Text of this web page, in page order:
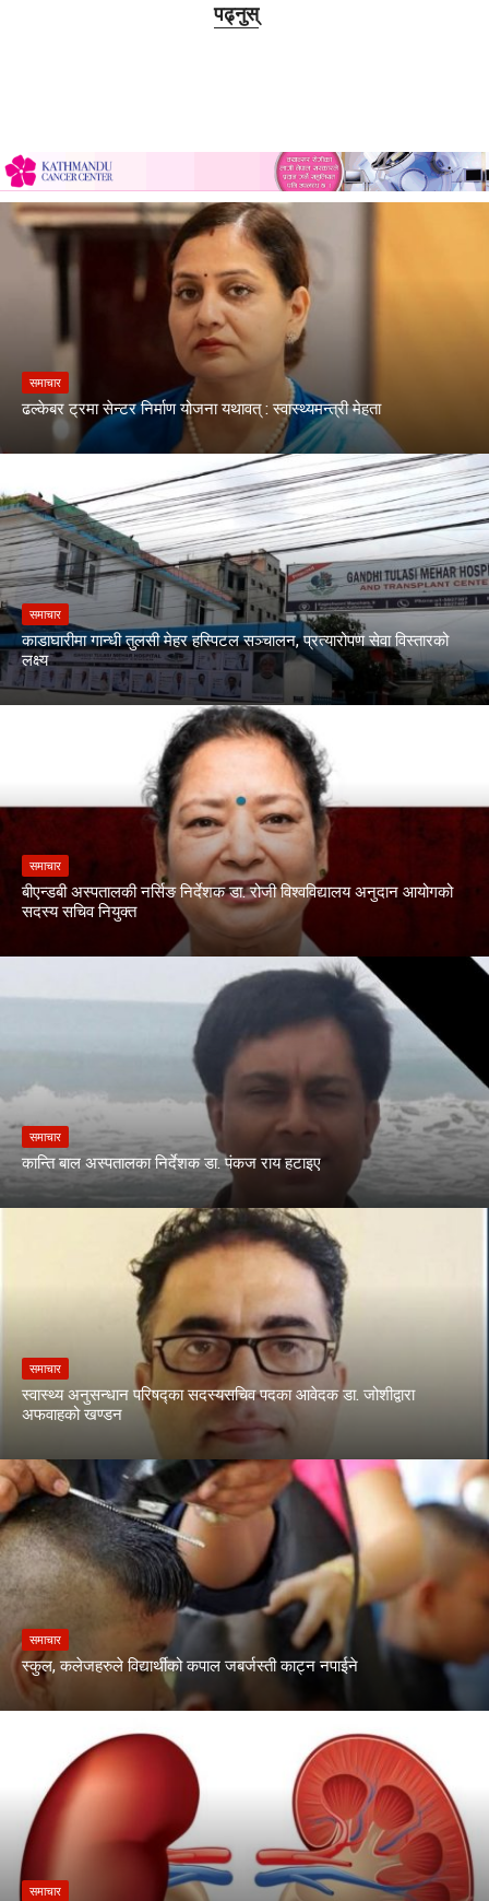
पढ्नुस्
समाचार
ढल्केबर ट्रमा सेन्टर निर्माण योजना यथावत् : स्वास्थ्यमन्त्री मेहता
समाचार
काडाघारीमा गान्धी तुलसी मेहर हस्पिटल सञ्चालन, प्रत्यारोपण सेवा विस्तारको
लक्ष्य
समाचार
बीएन्डबी अस्पतालकी नर्सिङ निर्देशक डा. रोजी विश्वविद्यालय अनुदान आयोगको
सदस्य सचिव नियुक्त
समाचार
कान्ति बाल अस्पतालका निर्देशक डा. पंकज राय हटाइए
समाचार
स्वास्थ्य अनुसन्धान परिषद्का सदस्यसचिव पदका आवेदक डा. जोशीद्वारा
अफवाहको खण्डन
समाचार
स्कुल, कलेजहरुले विद्यार्थीको कपाल जबर्जस्ती काट्न नपाईने
समाचार